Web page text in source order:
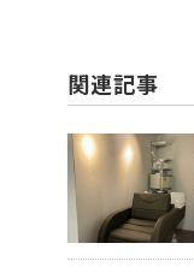
関連記事